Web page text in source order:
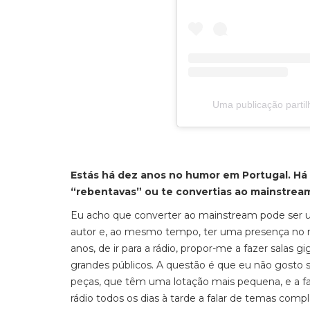
Uma publicação
Estás há dez anos no humor em Portugal.
“rebentavas” ou te convertias ao
Eu acho que converter ao mainstream pode ser
autor e, ao mesmo tempo, ter uma presença no
anos, de ir para a rádio, propor-me a fazer salas
grandes públicos. A questão é que eu não gosto
peças, que têm uma lotação mais pequena, e a
rádio todos os dias à tarde a falar de temas